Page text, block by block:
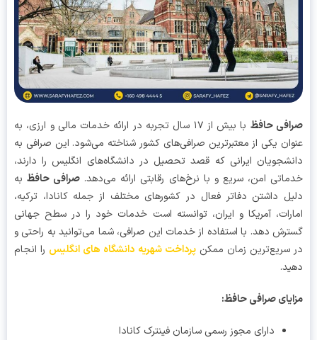
حافظ
با بیش از ۱۷ سال تجربه در ارائه خدمات مالی و ارزی، به
یکی از معتبرترین صرافی‌های کشور شناخته می‌شود. این صرافی به
ایرانی که قصد تحصیل در دانشگاه‌های انگلیس را دارند،
امن، سریع و با نرخ‌های رقابتی ارائه می‌دهد.صرافی حافظ به
داشتن دفاتر فعال در کشورهای مختلف از جمله کانادا، ترکیه،
آمریکا و ایران، توانسته است خدمات خود را در سطح جهانی
دهد. با استفاده از خدمات این صرافی، شما می‌توانید به راحتی و
سریع‌ترین زمان ممکنپرداخت شهریه دانشگاه های انگلیسرا انجام
صرافی حافظ:
دارای مجوز رسمی سازمان فینترک کانادا